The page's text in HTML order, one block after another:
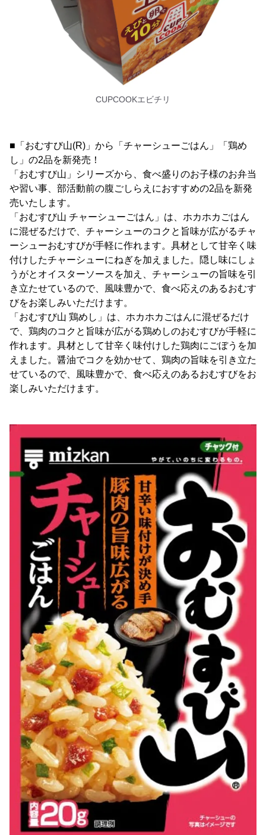
CUPCOOKエビチリ
■「おむすび山(R)」から「チャーシューごはん」「鶏め
し」の2品を新発売！
「おむすび山」シリーズから、食べ盛りのお子様のお弁当
や習い事、部活動前の腹ごしらえにおすすめの2品を新発
売いたします。
「おむすび山 チャーシューごはん」は、ホカホカごはん
に混ぜるだけで、チャーシューのコクと旨味が広がるチャ
ーシューおむすびが手軽に作れます。具材として甘辛く味
付けしたチャーシューにねぎを加えました。隠し味にしょ
うがとオイスターソースを加え、チャーシューの旨味を引
き立たせているので、風味豊かで、食べ応えのあるおむす
びをお楽しみいただけます。
「おむすび山 鶏めし」は、ホカホカごはんに混ぜるだけ
で、鶏肉のコクと旨味が広がる鶏めしのおむすびが手軽に
作れます。具材として甘辛く味付けした鶏肉にごぼうを加
えました。醤油でコクを効かせて、鶏肉の旨味を引き立た
せているので、風味豊かで、食べ応えのあるおむすびをお
楽しみいただけます。